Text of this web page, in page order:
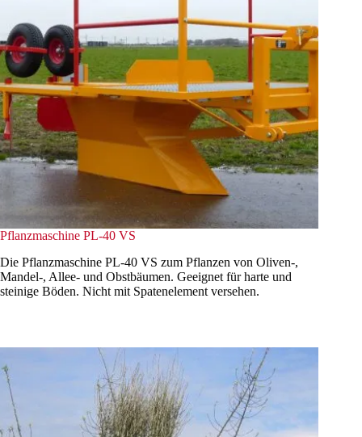
Pflanzmaschine PL-40 VS
Die Pflanzmaschine PL-40 VS zum Pflanzen von Oliven-,
Mandel-, Allee- und Obstbäumen. Geeignet für harte und
steinige Böden. Nicht mit Spatenelement versehen.